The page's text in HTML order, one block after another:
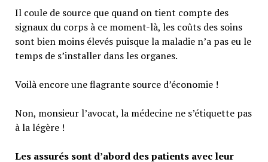
Il coule de source que quand on tient compte des
signaux du corps à ce moment-là, les coûts des soins
sont bien moins élevés puisque la maladie n’a pas eu le
temps de s’installer dans les organes.
Voilà encore une flagrante source d’économie !
Non, monsieur l’avocat, la médecine ne s’étiquette pas
à la légère !
Les assurés sont d’abord des patients avec leur